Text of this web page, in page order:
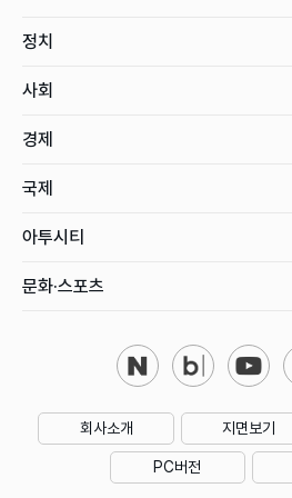
정치
사회
경제
국제
아투시티
문화·스포츠
회사소개 지면보기
PC버전